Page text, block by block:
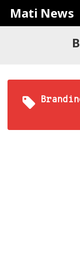
Mati News